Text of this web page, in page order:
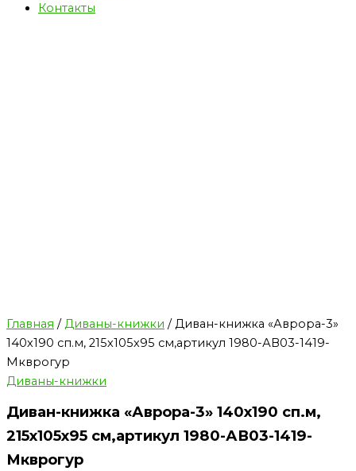
Контакты
Главная /Диваны-книжки / Диван-книжка «Аврора-3»
140х190 сп.м, 215х105х95 см,артикул 1980-АВ03-1419-
Мкврогур
Диваны-книжки
Диван-книжка «Аврора-3» 140х190 сп.м,
215х105х95 см,артикул 1980-АВ03-1419-
Мкврогур